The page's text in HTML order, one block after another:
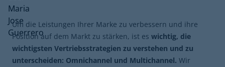
Um die Leistungen Ihrer Marke zu verbessern und ihre
Position auf dem Markt zu stärken, ist es wichtig, die
wichtigsten Vertriebsstrategien zu verstehen und zu
unterscheiden: Omnichannel und Multichannel. Wir